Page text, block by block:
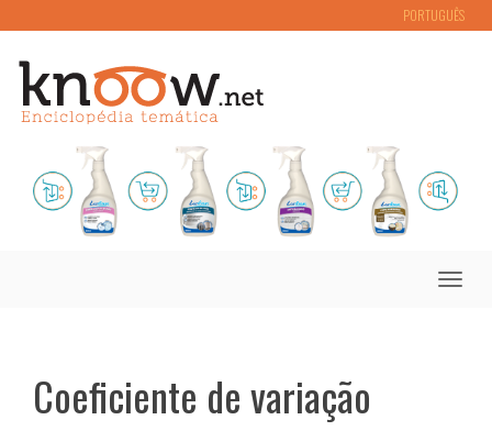
PORTUGUÊS
Toggle
Coeficiente de variação